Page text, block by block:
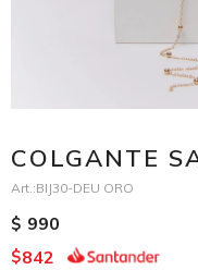
COLGANTE
BIJ30-DEU ORO
$ 990
$842